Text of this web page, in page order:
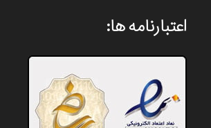
اعتبارنامه ها: